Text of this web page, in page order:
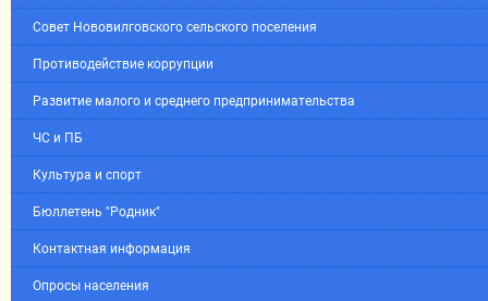
Совет Нововилговского сельского поселения
Противодействие коррупции
Развитие малого и среднего предпринимательства
ЧС и ПБ
Культура и спорт
Бюллетень "Родник"
Контактная информация
Опросы населения